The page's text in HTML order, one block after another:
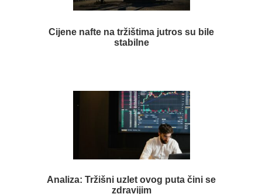
Cijene nafte na tržištima jutros su bile
stabilne
Analiza: Tržišni uzlet ovog puta čini se
zdravijim